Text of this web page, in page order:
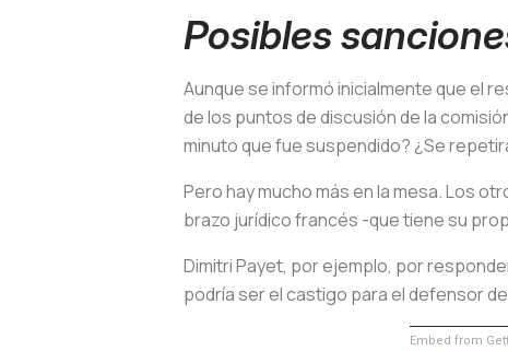
Posibles
Aunque se informó inicialmente que el
de los puntos de discusión de la
minuto que fue suspendido? ¿Se
Pero hay mucho más en la mesa. Los
brazo jurídico francés -que tiene su
Dimitri Payet, por ejemplo, por
podría ser el castigo para el defensor
Embed from